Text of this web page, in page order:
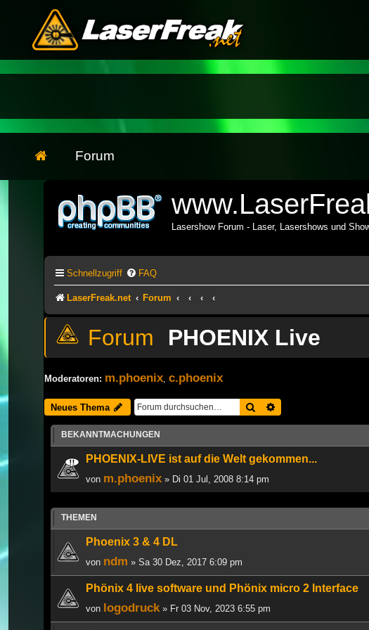
Forum
Lasershow Forum - Laser, Lasershows und
Schnellzugriff FAQ
LaserFreak.net Forum
PHOENIX Live
Moderatoren: m.phoenix c.phoenix
Neues Thema Suche
BEKANNTMACHUNGEN
PHOENIX-LIVE ist auf die Welt gekommen...
von m.phoenix » Di 01 Jul, 2008 8:14 pm
THEMEN
Phoenix 3 & 4 DL
von ndm » Sa 30 Dez, 2017 6:09 pm
Phönix 4 live software und Phönix micro 2 Interface
von logodruck » Fr 03 Nov, 2023 6:55 pm